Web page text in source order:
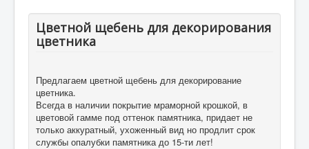
Цветной щебень для декорирования
цветника
Предлагаем цветной щебень для декорирование
цветника.
Всегда в наличии покрытие мраморной крошкой, в
цветовой гамме под оттенок памятника, придает не
только аккуратный, ухоженный вид но продлит срок
службы опалубки памятника до 15-ти лет!